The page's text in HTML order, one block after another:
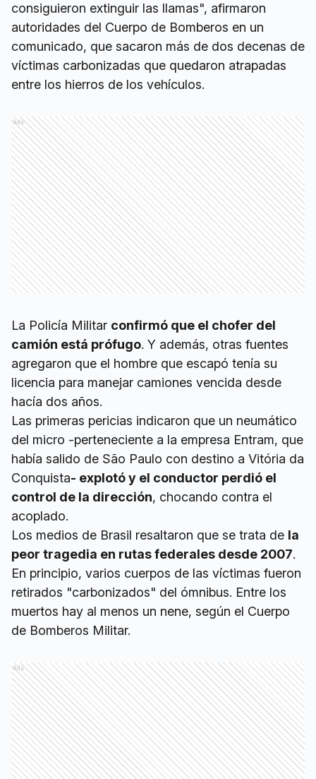
consiguieron extinguir las llamas", afirmaron
autoridades del Cuerpo de Bomberos en un
comunicado, que sacaron más de dos decenas de
víctimas carbonizadas que quedaron atrapadas
entre los hierros de los vehículos.
Ads
La Policía Militar confirmó que el chofer del
camión está prófugo. Y además, otras fuentes
agregaron que el hombre que escapó tenía su
licencia para manejar camiones vencida desde
hacía dos años.
Las primeras pericias indicaron que un neumático
del micro -perteneciente a la empresa Entram, que
había salido de São Paulo con destino a Vitória da
Conquista- explotó y el conductor perdió el
control de la dirección, chocando contra el
acoplado.
Los medios de Brasil resaltaron que se trata de la
peor tragedia en rutas federales desde 2007.
En principio, varios cuerpos de las víctimas fueron
retirados "carbonizados" del ómnibus. Entre los
muertos hay al menos un nene, según el Cuerpo
de Bomberos Militar.
Ads